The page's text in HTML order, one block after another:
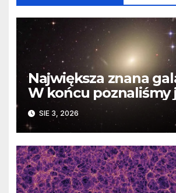
Największa znana
W końcu poznaliśmy
faktyczne wymiary
SIE 3, 2026